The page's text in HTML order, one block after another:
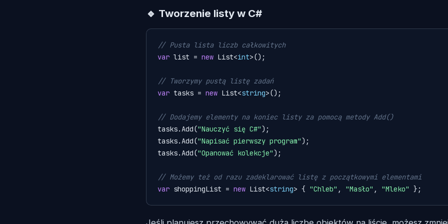
🔹 Tworzenie listy w C#
// Pusta lista liczb całkowitych
var list = new List<int>();
// Tworzymy pustą listę zadań
var tasks = new List<string>();
// Dodajemy elementy na koniec listy za pomocą metody Add()
tasks.Add("Nauczyć się C#");
tasks.Add("Napisać pierwszy program");
tasks.Add("Opanować kolekcje");
// Możemy też od razu zadeklarować listę z początkowymi elementami
var shoppingList = new List<string> { "Chleb" , "Masło" , "Mleko" };